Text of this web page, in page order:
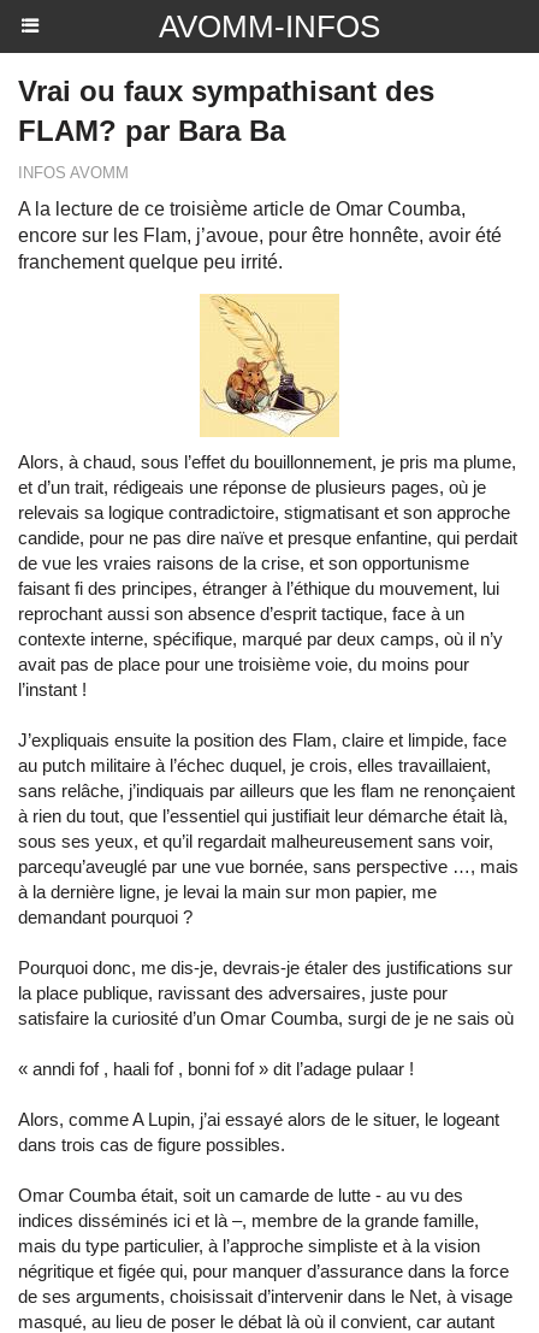
AVOMM-INFOS
Vrai ou faux sympathisant des
FLAM? par Bara Ba
INFOS AVOMM
A la lecture de ce troisième article de Omar Coumba,
encore sur les Flam, j’avoue, pour être honnête, avoir été
franchement quelque peu irrité.
Alors, à chaud, sous l’effet du bouillonnement, je pris ma plume,
et d’un trait, rédigeais une réponse de plusieurs pages, où je
relevais sa logique contradictoire, stigmatisant et son approche
candide, pour ne pas dire naïve et presque enfantine, qui perdait
de vue les vraies raisons de la crise, et son opportunisme
faisant fi des principes, étranger à l’éthique du mouvement, lui
reprochant aussi son absence d’esprit tactique, face à un
contexte interne, spécifique, marqué par deux camps, où il n’y
avait pas de place pour une troisième voie, du moins pour
l’instant !
J’expliquais ensuite la position des Flam, claire et limpide, face
au putch militaire à l’échec duquel, je crois, elles travaillaient,
sans relâche, j’indiquais par ailleurs que les flam ne renonçaient
à rien du tout, que l’essentiel qui justifiait leur démarche était là,
sous ses yeux, et qu’il regardait malheureusement sans voir,
parcequ’aveuglé par une vue bornée, sans perspective …, mais
à la dernière ligne, je levai la main sur mon papier, me
demandant pourquoi ?
Pourquoi donc, me dis-je, devrais-je étaler des justifications sur
la place publique, ravissant des adversaires, juste pour
satisfaire la curiosité d’un Omar Coumba, surgi de je ne sais où
« anndi fof , haali fof , bonni fof » dit l’adage pulaar !
Alors, comme A Lupin, j’ai essayé alors de le situer, le logeant
dans trois cas de figure possibles.
Omar Coumba était, soit un camarde de lutte - au vu des
indices disséminés ici et là –, membre de la grande famille,
mais du type particulier, à l’approche simpliste et à la vision
négritique et figée qui, pour manquer d’assurance dans la force
de ses arguments, choisissait d’intervenir dans le Net, à visage
masqué, au lieu de poser le débat là où il convient, car autant